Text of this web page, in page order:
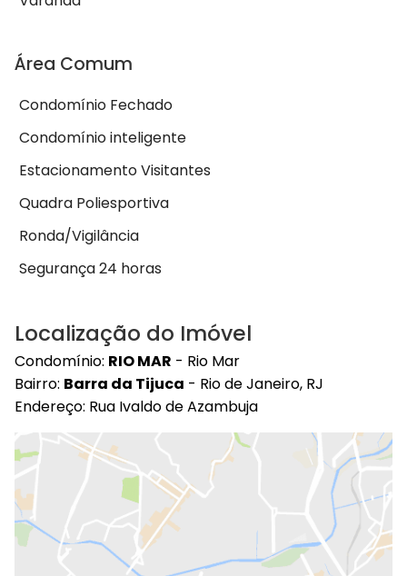
Área Comum
Condomínio Fechado
Condomínio inteligente
Estacionamento Visitantes
Quadra Poliesportiva
Ronda/Vigilância
Segurança 24 horas
Localização do Imóvel
Condomínio: RIO MAR - Rio Mar
Bairro: Barra da Tijuca - Rio de Janeiro, RJ
Endereço: Rua Ivaldo de Azambuja